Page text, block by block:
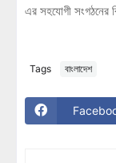
এর সহযোগী সংগঠনের
Tags বাংলাদেশ